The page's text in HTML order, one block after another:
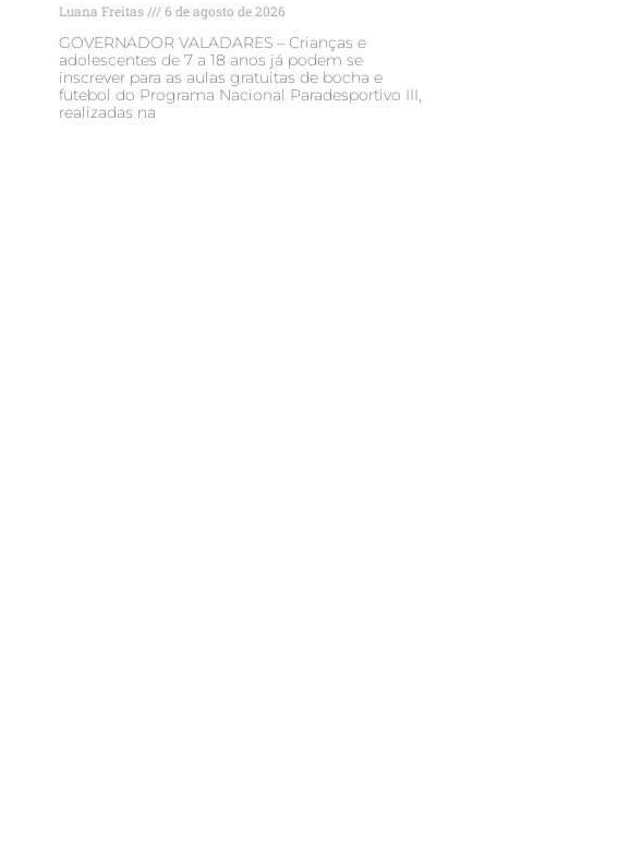
Luana Freitas 6 de agosto de 2026
GOVERNADOR VALADARES – Crianças e
adolescentes de 7 a 18 anos já podem se
inscrever para as aulas gratuitas de bocha e
futebol do Programa Nacional Paradesportivo III,
realizadas na